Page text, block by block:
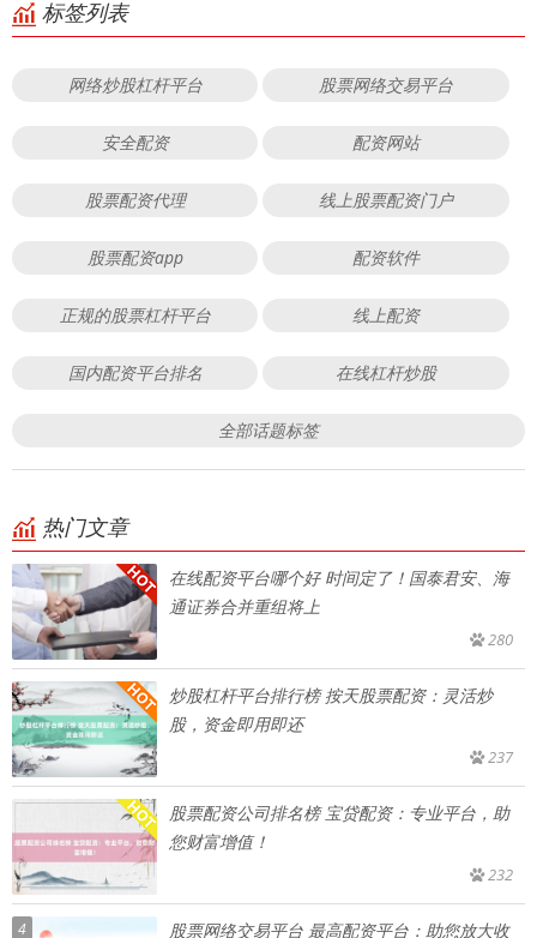
标签列表
网络炒股杠杆平台 股票网络交易平台
安全配资 配资网站
股票配资代理 线上股票配资门户
股票配资app 配资软件
正规的股票杠杆平台 线上配资
国内配资平台排名 在线杠杆炒股
全部话题标签
热门文章
在线配资平台哪个好 时间定了！国泰君安、海
通证券合并重组将上
280
炒股杠杆平台排行榜 按天股票配资：灵活炒
股，资金即用即还
237
股票配资公司排名榜 宝贷配资：专业平台，助
您财富增值！
232
4 股票网络交易平台 最高配资平台：助您放大收